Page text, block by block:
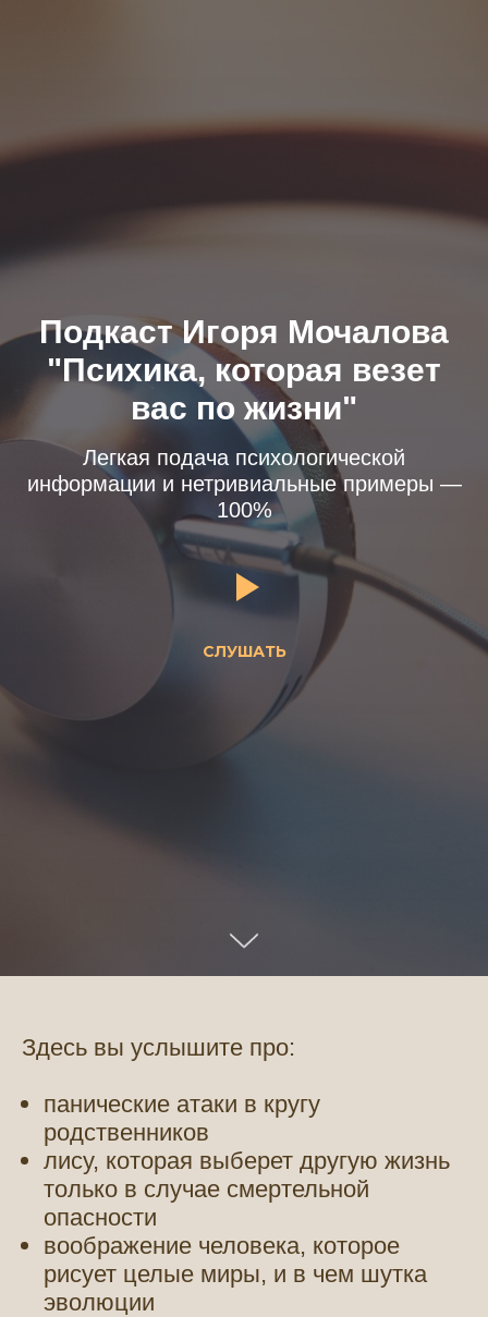
Подкаст Игоря Мочалова
"Психика, которая везет
вас по жизни"
Легкая подача психологической
информации и нетривиальные примеры —
100%
СЛУШАТЬ
Здесь вы услышите про:
панические атаки в кругу
родственников
лису, которая выберет другую жизнь
только в случае смертельной
опасности
воображение человека, которое
рисует целые миры, и в чем шутка
эволюции